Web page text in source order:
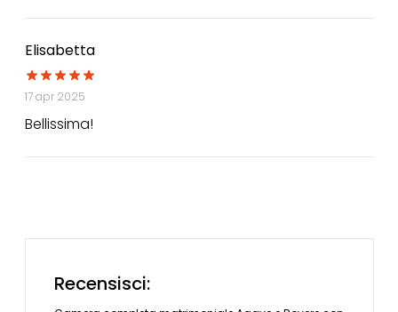
Elisabetta
17 apr 2025
Bellissima!
Recensisci: